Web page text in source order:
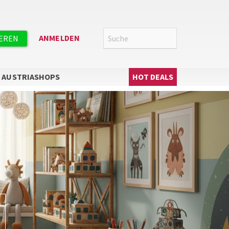
Suche
ANMELDEN
AUSTRIASHOPS Hauptnavigation
HOT DEALS